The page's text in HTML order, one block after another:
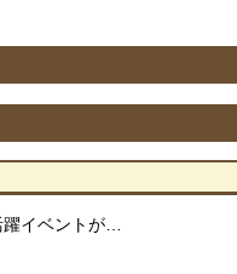
イベントが…